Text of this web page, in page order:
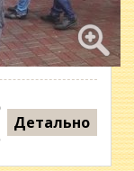
Детально